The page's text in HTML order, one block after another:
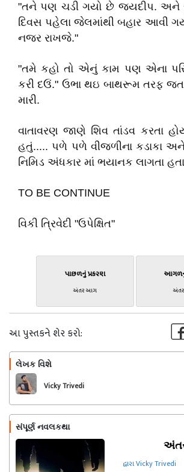
"તને પણ ચડી ગયો છે જયદીપ. અને
દિવસ પહેલા જેલમાંથી બહાર આવી
નજર રાખજે."
"તમે કહો તો એનું કામ પણ એના
કરી દઉં." ઉભા થઇ બાથરૂમ તરફ
મારી.
વાતાવરણ જાણે શિવ તાંડવ કરતા
હતું..... પળે પળે વીજળીના કડાકા
નિમિડ અંધકાર માં ભયાનક લાગતા
TO BE CONTINUE
વિકી ત્રિવેદી "ઉપેક્ષિત"
પાછળનું પ્રકરણ
અંતર આગ
આગળનું
આ પુસ્તકને શેર કરો:
લેખક વિશે
Vicky Trivedi
સંપૂર્ણ નવલકથા
દ્વારા Vicky Trivedi